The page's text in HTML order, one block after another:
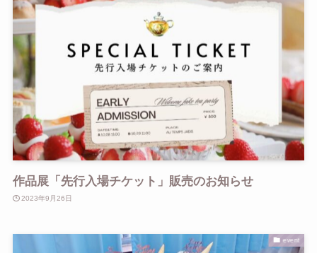
作品展「先行入場チケット」販売のお知らせ
2023年9月26日
event